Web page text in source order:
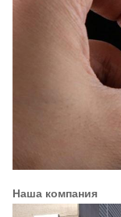
Наша компания